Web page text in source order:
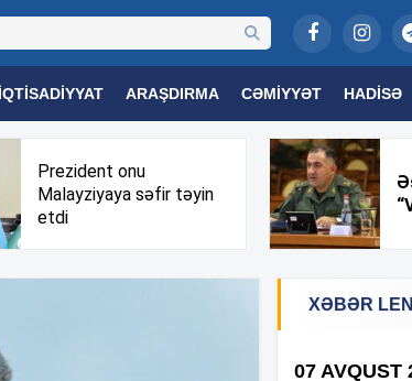
İQTISADIYYAT ARAŞDIRMA CƏMIYYƏT HADISƏ
TRIBUNA TV
Prezident onu
Malayziyaya səfir təyin
etdi
XƏBƏR
07 AVQUST